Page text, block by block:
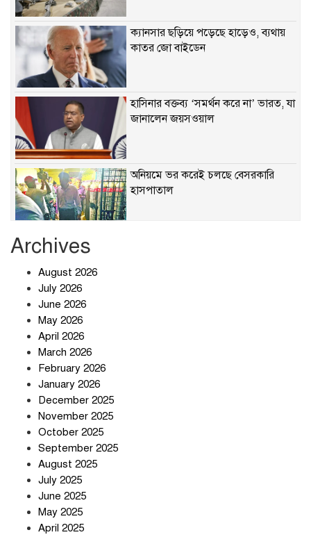
ক্যানসার ছড়িয়ে পড়েছে হাড়েও, ব্যথায়
কাতর জো বাইডেন
হাসিনার বক্তব্য ‘সমর্থন করে না’ ভারত, যা
জানালেন জয়সওয়াল
অনিয়মে ভর করেই চলছে বেসরকারি
হাসপাতাল
Archives
August 2026
July 2026
June 2026
May 2026
April 2026
March 2026
February 2026
January 2026
December 2025
November 2025
October 2025
September 2025
August 2025
July 2025
June 2025
May 2025
April 2025